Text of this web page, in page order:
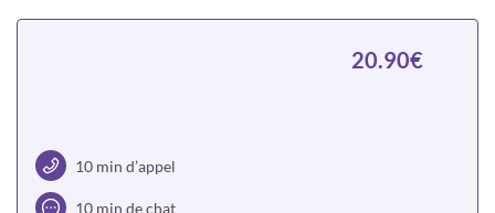
10 min d’appel
10 min de chat
20.90€